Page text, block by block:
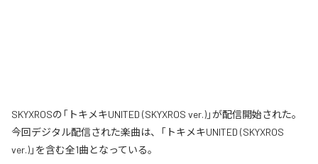
SKYXROSの「トキメキUNITED (SKYXROS ver.)」が配信開始された。
今回デジタル配信された楽曲は、「トキメキUNITED (SKYXROS
ver.)」を含む全1曲となっている。